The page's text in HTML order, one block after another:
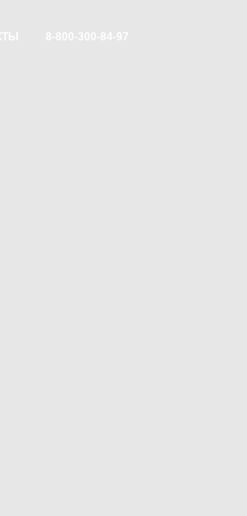
8-800-300-84-97